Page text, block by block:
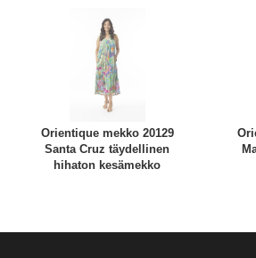
Orientique mekko 20129
Santa Cruz täydellinen
hihaton kesämekko